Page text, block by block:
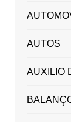
AUTOS
AUXILIO